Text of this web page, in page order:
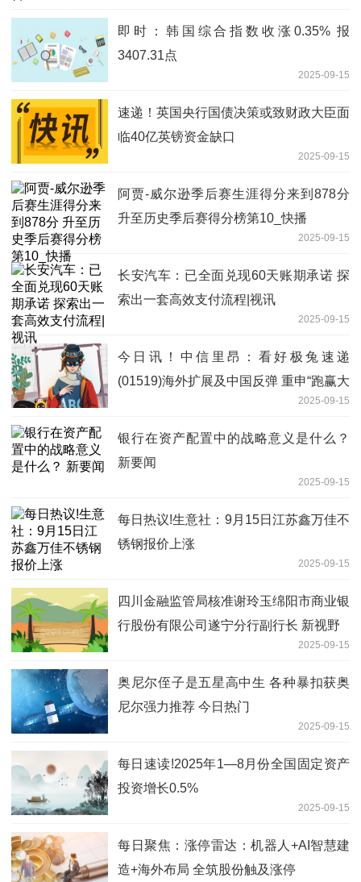
即时：韩国综合指数收涨0.35% 报
3407.31点
2025-09-15
速递！英国央行国债决策或致财政大臣面
临40亿英镑资金缺口
2025-09-15
阿贾-威尔逊季后赛生涯得分来到878分
升至历史季后赛得分榜第10_快播
2025-09-15
长安汽车：已全面兑现60天账期承诺 探
索出一套高效支付流程|视讯
2025-09-15
今日讯！中信里昂：看好极兔速递
(01519)海外扩展及中国反弹 重申“跑赢大
2025-09-15
银行在资产配置中的战略意义是什么？
新要闻
2025-09-15
每日热议!生意社：9月15日江苏鑫万佳不
锈钢报价上涨
2025-09-15
四川金融监管局核准谢玲玉绵阳市商业银
行股份有限公司遂宁分行副行长 新视野
2025-09-15
奥尼尔侄子是五星高中生 各种暴扣获奥
尼尔强力推荐 今日热门
2025-09-15
每日速读!2025年1—8月份全国固定资产
投资增长0.5%
2025-09-15
每日聚焦：涨停雷达：机器人+AI智慧建
造+海外布局 全筑股份触及涨停